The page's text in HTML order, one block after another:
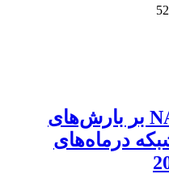
بررسی تأثیر سیگنال NAO بر بارش‌های
درماه‌های